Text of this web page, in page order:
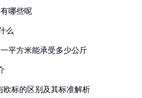
哪些呢
么
平方米能承受多少公斤
欧标的区别及其标准解析